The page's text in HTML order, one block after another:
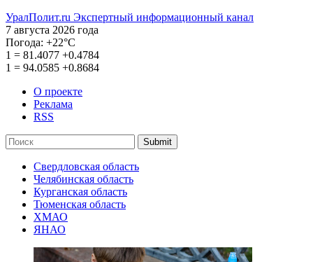
УралПолит.ru Экспертный информационный канал
7 августа 2026 года
Погода: +22°С
1 = 81.4077 +0.4784
1 = 94.0585 +0.8684
О проекте
Реклама
RSS
Submit
Свердловская область
Челябинская область
Курганская область
Тюменская область
ХМАО
ЯНАО